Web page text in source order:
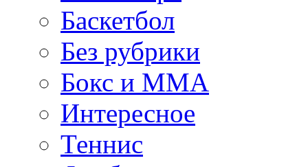
Баскетбол
Без рубрики
Бокс и ММА
Интересное
Теннис